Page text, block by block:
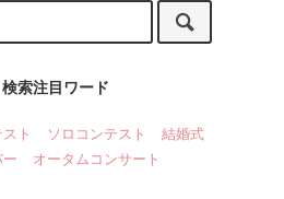
検索注目ワード
ト ソロコンテスト
結婚式
ー
オータムコンサート